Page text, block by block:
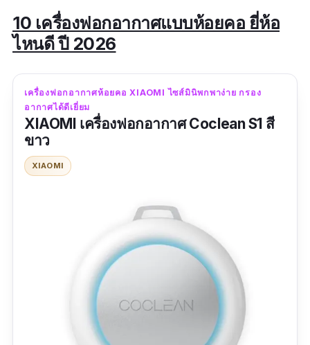
10 เครื่องฟอกอากาศแบบห้อยคอ ยี่ห้อ
ไหนดี ปี 2026
เครื่องฟอกอากาศห้อยคอ XIAOMI ไซส์มินิพกพาง่าย กรอง
อากาศได้ดีเยี่ยม
XIAOMI เครื่องฟอกอากาศ Coclean S1 สี
ขาว
XIAOMI